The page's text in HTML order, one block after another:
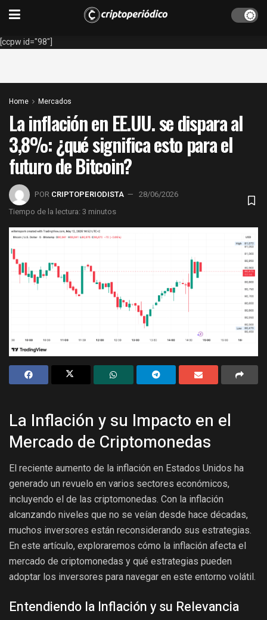
[ccpw id="98"]
Home Mercados
La inflación en EE.UU. se dispara al
3,8%: ¿qué significa esto para el
futuro de Bitcoin?
POR CRIPTOPERIODISTA
28/06/2026
Tiempo de la lectura: 3 minutos
La Inflación y su Impacto en el
Mercado de Criptomonedas
El reciente aumento de la inflación en Estados Unidos ha
generado un revuelo en varios sectores económicos,
incluyendo el de las criptomonedas. Con la inflación
alcanzando niveles que no se veían desde hace décadas,
muchos inversores están reconsiderando sus estrategias.
En este artículo, exploraremos cómo la inflación afecta el
mercado de criptomonedas y qué estrategias pueden
adoptar los inversores para navegar en este entorno volátil.
Entendiendo la Inflación y su Relevancia